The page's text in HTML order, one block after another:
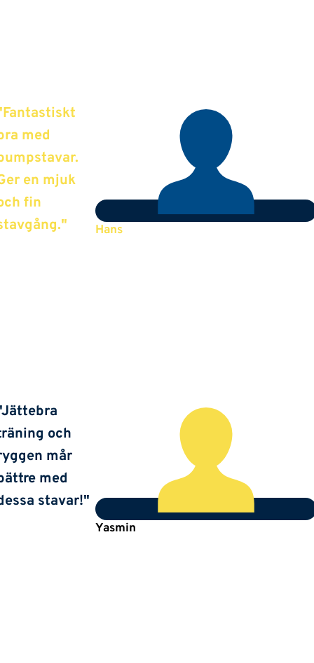
med
en mjuk
fin
Hans
och
mår
med
stavar!"
Yasmin